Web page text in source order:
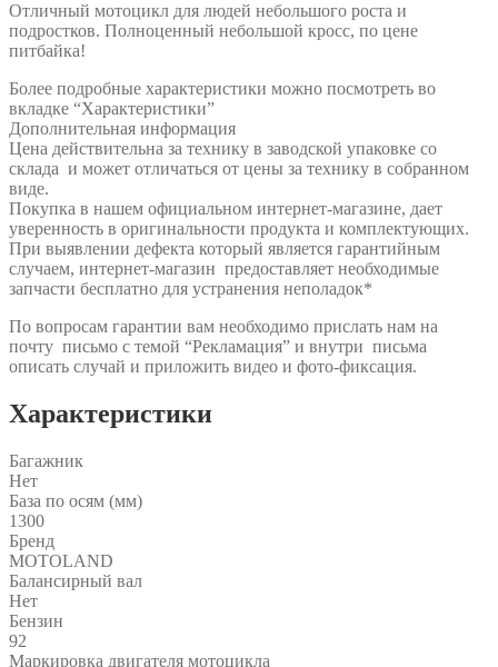
Отличный мотоцикл для людей небольшого роста и
подростков. Полноценный небольшой кросс, по цене
питбайка!
Более подробные характеристики можно посмотреть во
вкладке “Характеристики”
Дополнительная информация
Цена действительна за технику в заводской упаковке со
склада и может отличаться от цены за технику в собранном
виде.
Покупка в нашем официальном интернет-магазине, дает
уверенность в оригинальности продукта и комплектующих.
При выявлении дефекта который является гарантийным
случаем, интернет-магазин предоставляет необходимые
запчасти бесплатно для устранения неполадок*
По вопросам гарантии вам необходимо прислать нам на
почту письмо с темой “Рекламация” и внутри письма
описать случай и приложить видео и фото-фиксация.
Характеристики
Багажник
Нет
База по осям (мм)
1300
Бренд
MOTOLAND
Балансирный вал
Нет
Бензин
92
Маркировка двигателя мотоцикла